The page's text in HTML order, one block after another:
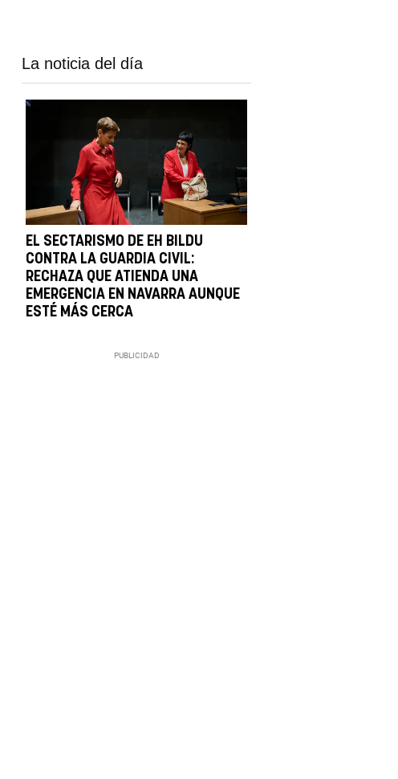
La noticia del día
EL SECTARISMO DE EH BILDU
CONTRA LA GUARDIA CIVIL:
RECHAZA QUE ATIENDA UNA
EMERGENCIA EN NAVARRA AUNQUE
ESTÉ MÁS CERCA